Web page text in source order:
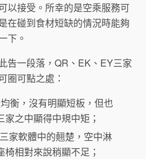
以接受。所幸的是空乘服務可
在碰到食材短缺的情況時能夠
下。
告一段落，QR、EK、EY三家
圈可點之處：
衡，沒有明顯短板，但也
之中顯得中規中矩；
家軟體中的翹楚，空中淋
相對來說稍顯不足；